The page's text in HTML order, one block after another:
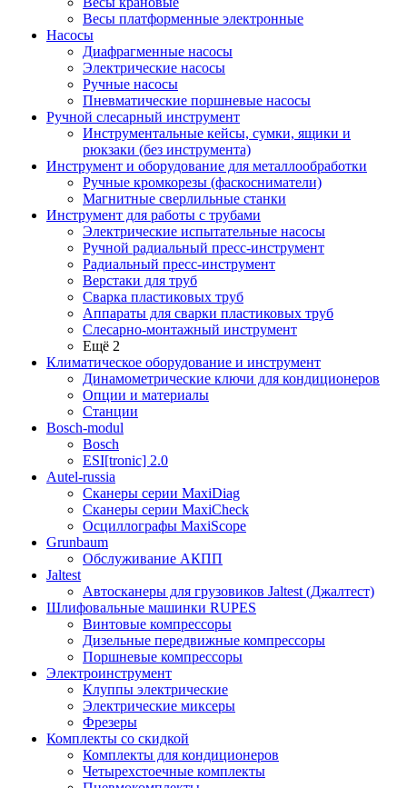
Весы платформенные электронные
Насосы
Диафрагменные насосы
Электрические насосы
Ручные насосы
Пневматические поршневые насосы
Ручной слесарный инструмент
Инструментальные кейсы, сумки, ящики и
рюкзаки (без инструмента)
Инструмент и оборудование для металлообработки
Ручные кромкорезы (фаскосниматели)
Магнитные сверлильные станки
Инструмент для работы с трубами
Электрические испытательные насосы
Ручной радиальный пресс-инструмент
Радиальный пресс-инструмент
Верстаки для труб
Сварка пластиковых труб
Аппараты для сварки пластиковых труб
Слесарно-монтажный инструмент
Ещё 2
Климатическое оборудование и инструмент
Динамометрические ключи для кондиционеров
Опции и материалы
Станции
Bosch-modul
Bosch
ESI[tronic] 2.0
Autel-russia
Сканеры серии MaxiDiag
Сканеры серии MaxiCheck
Осциллографы MaxiScope
Grunbaum
Обслуживание АКПП
Jaltest
Автосканеры для грузовиков Jaltest (Джалтест)
Шлифовальные машинки RUPES
Винтовые компрессоры
Дизельные передвижные компрессоры
Поршневые компрессоры
Электроинструмент
Клуппы электрические
Электрические миксеры
Фрезеры
Комплекты со скидкой
Комплекты для кондиционеров
Четырехстоечные комплекты